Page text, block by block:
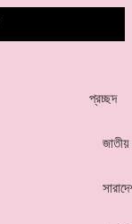
প্রচ্ছদ
জাতীয়